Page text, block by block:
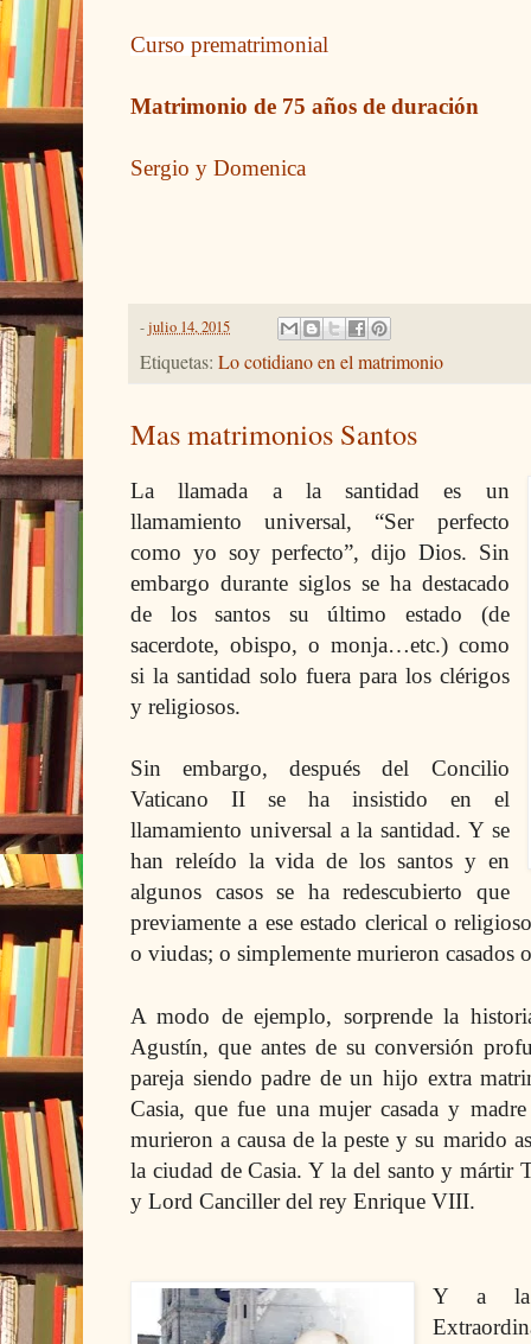
Curso prematrimonial
Matrimonio de 75 años de duración
Sergio y Domenica
-julio 14, 2015
Etiquetas: Lo cotidiano en el matrimonio
Mas matrimonios Santos
La llamada a la santidad es un
llamamiento universal, “Ser perfecto
como yo soy perfecto”, dijo Dios. Sin
embargo durante siglos se ha destacado
de los santos su último estado (de
sacerdote, obispo, o monja…etc.) como
si la santidad solo fuera para los clérigos
y religiosos.
Sin embargo, después del Concilio
Vaticano II se ha insistido en el
llamamiento universal ala santidad. Yse
han releído la vida de los santos y en
algunos casos se ha redescubierto que
previamente a ese estado clerical o
o viudas; o simplemente murieron casados
A modo de ejemplo, sorprende la
Agustín, que antes de su conversión
pareja siendo padre de un hijo extra
Casia, que fue una mujer casada y
murieron a causa de la peste y su marido
la ciudad de Casia. Y la del santo y mártir
y Lord Canciller del rey Enrique VIII.
Y a la